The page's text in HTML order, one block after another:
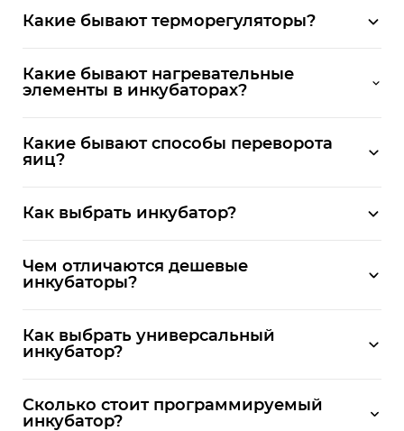
Какие бывают терморегуляторы?
Какие бывают нагревательные
элементы в инкубаторах?
Какие бывают способы переворота
яиц?
Как выбрать инкубатор?
Чем отличаются дешевые
инкубаторы?
Как выбрать универсальный
инкубатор?
Сколько стоит программируемый
инкубатор?